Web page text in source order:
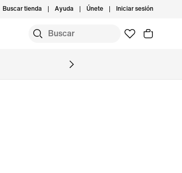
Buscar tienda Ayuda Únete Iniciar sesión